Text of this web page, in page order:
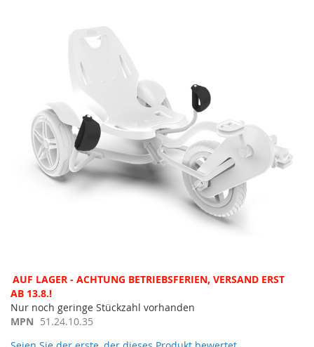
Zum
Anfang
der
Bildergalerie
AUF LAGER - ACHTUNG BETRIEBSFERIEN, VERSAND ERST
AB 13.8.!
Nur noch geringe Stückzahl vorhanden
MPN 51.24.10.35